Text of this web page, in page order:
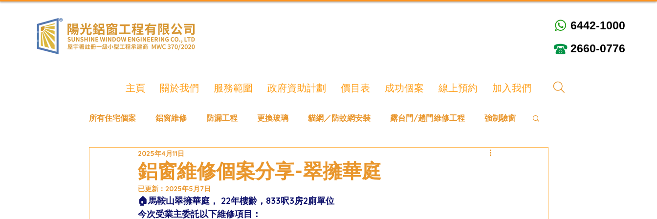
6442-1000
6442-1000
2660-0776
2660-0776
主頁 關於我們 服務範圍 政府資助計劃 價目表 成功個案 線上預約 加入我們
所有住宅個案 鋁窗維修 防漏工程 更換玻璃 貓網／防蚊網安裝 露台門/趟門維修工程 強制驗窗
鋁窗維修個案分享-翠擁華庭
2025年4月11日
已更新： 2025年5月7日
🏠馬鞍山翠擁華庭， 22年樓齡，833呎3房2廁單位
今次受業主委託以下維修項目：